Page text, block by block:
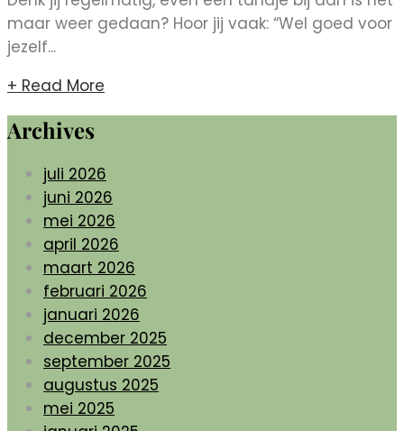
maar weer gedaan? Hoor jij vaak: “Wel goed voor
jezelf...
+ Read More
Archives
juli 2026
juni 2026
mei 2026
april 2026
maart 2026
februari 2026
januari 2026
december 2025
september 2025
augustus 2025
mei 2025